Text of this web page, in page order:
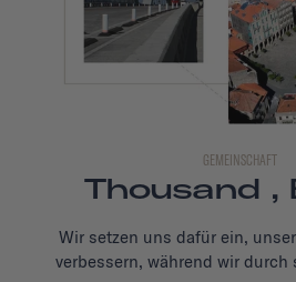
GEMEINSCHAFT
Thousand ,
Wir setzen uns dafür ein,
verbessern, während wir